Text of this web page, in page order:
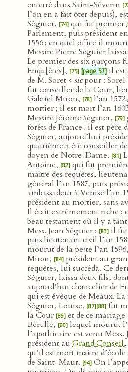
enterré dans Saint-Séverin
l’on en a fait ôter depuis),
Séguier, [74] qui fut premier
Parlement, puis président
1556 ; en quel office il
Messire Pierre Séguier
Le premier des six garçons
Enqu[êtes], [75] [page 57] il est
de M. Soret < sicpour : Sorel
fut conseiller de la Cour,
Gabriel Miron, [78] l’an
mortier ; il est mort l’an
Messire Jérôme Séguier, [79]
forêts de France ; il est père
Séguier, aujourd’hui
quatrième a été conseiller
doyen de Notre-Dame. [81]
Antoine, [82] qui fut
maître des requêtes,
général l’an 1587, puis
ambassadeur à Venise l’an
président au mortier, sans
Il était extrêmement riche :
beau testament où il y a
Mess. Jean Séguier : [83] il fut
puis lieutenant civil l’an
mourut de la peste l’an
Miron, [84] président au
requêtes, lui succéda. Ce
Séguier, laissa deux fils,
aujourd’hui chancelier de
qui est évêque de Meaux.
Séguier, Louise, [87][88] fut
la Cour [89] et de ce mariage
Bérulle, [90] lequel mourut
l’apothicaire est venu Mess.
président au Grand Conseil,
qu’il est mort maître
de Saint-Maur. [94] On